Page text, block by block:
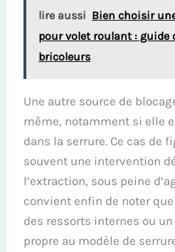
lire aussi Bien choisir
pour volet roulant : guide
bricoleurs
Une autre source de
même, notamment si elle
dans la serrure. Ce cas de
souvent une intervention
l’extraction, sous peine
convient enfin de noter
des ressorts internes ou
propre au modèle de